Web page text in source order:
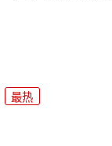
最热